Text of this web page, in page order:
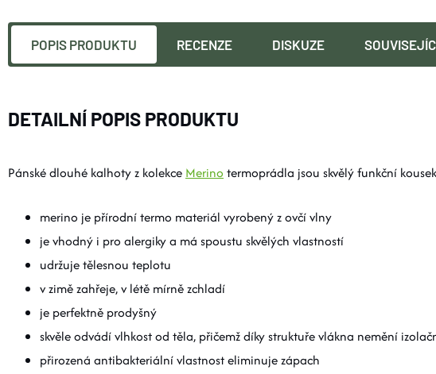
POPIS PRODUKTU RECENZE DISKUZE
DETAILNÍ POPIS PRODUKTU
Pánské dlouhé kalhoty z kolekce Merino termoprádla jsou skvělý funkční
merino je přírodní termo materiál vyrobený z ovčí vlny
je vhodný i pro alergiky a má spoustu skvělých vlastností
udržuje tělesnou teplotu
v zimě zahřeje, v létě mírně zchladí
je perfektně prodyšný
skvěle odvádí vlhkost od těla, přičemž díky struktuře vlákna nemění
přirozená antibakteriální vlastnost eliminuje zápach